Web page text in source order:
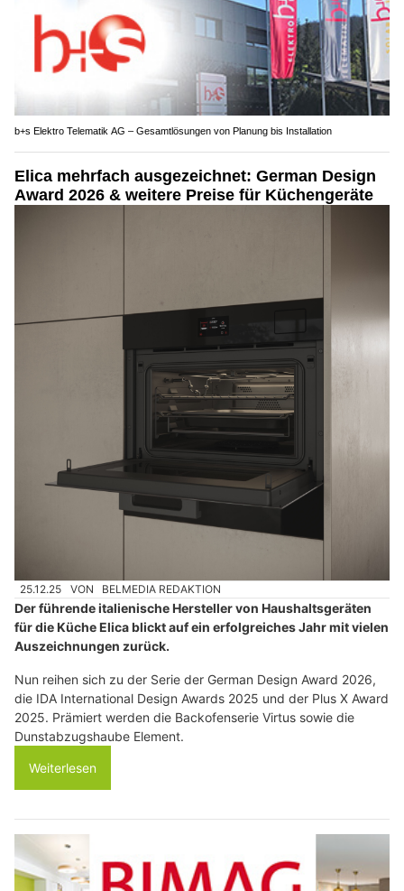
b+s Elektro Telematik AG – Gesamtlösungen von Planung bis Installation
Elica mehrfach ausgezeichnet: German Design
Award 2026 & weitere Preise für Küchengeräte
25.12.25 VON BELMEDIA REDAKTION
Der führende italienische Hersteller von Haushaltsgeräten
für die Küche Elica blickt auf ein erfolgreiches Jahr mit vielen
Auszeichnungen zurück.
Nun reihen sich zu der Serie der German Design Award 2026,
die IDA International Design Awards 2025 und der Plus X Award
2025. Prämiert werden die Backofenserie Virtus sowie die
Dunstabzugshaube Element.
Weiterlesen